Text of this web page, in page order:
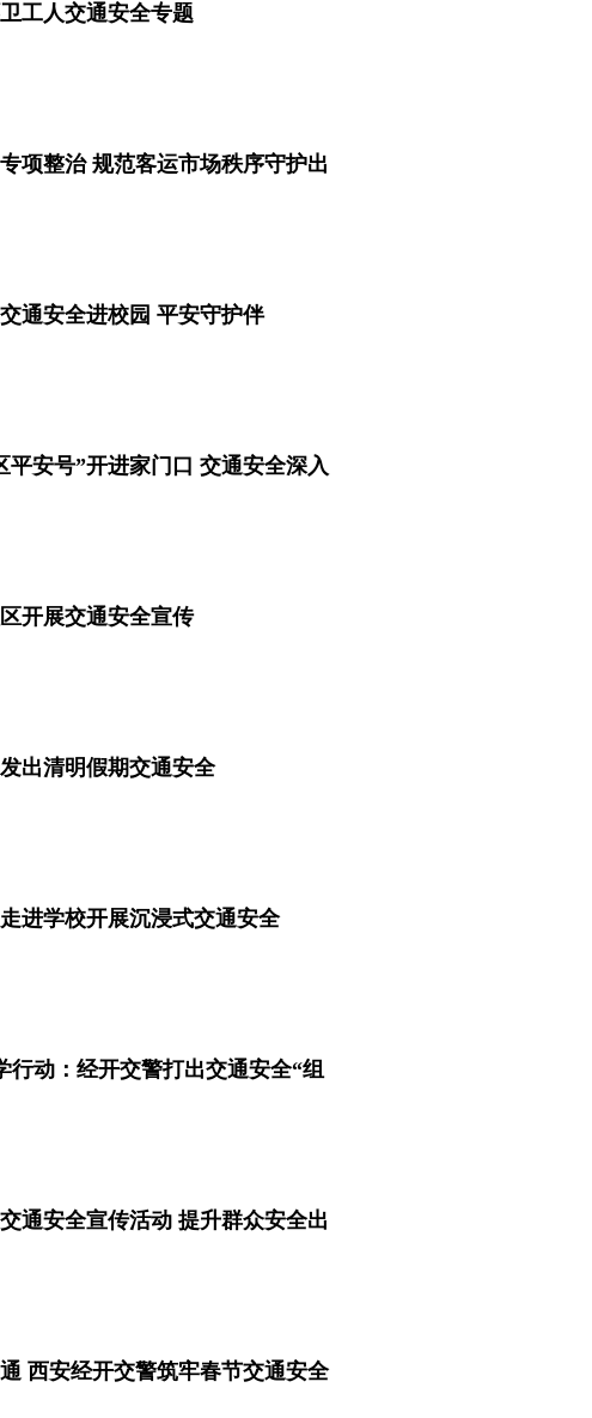
工人交通安全专题
项整治 规范客运市场秩序守护出
通安全进校园 平安守护伴
平安号”开进家门口 交通安全深入
开展交通安全宣传
出清明假期交通安全
进学校开展沉浸式交通安全
行动：经开交警打出交通安全“组
通安全宣传活动 提升群众安全出
西安经开交警筑牢春节交通安全